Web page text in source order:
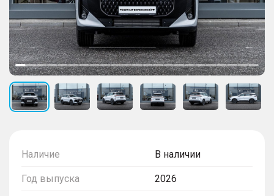
Наличие В наличии
Год выпуска 2026